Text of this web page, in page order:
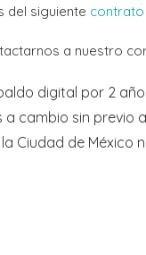
del siguiente contrato
a nuestro
digital por 2
a cambio sin previo
Ciudad de México